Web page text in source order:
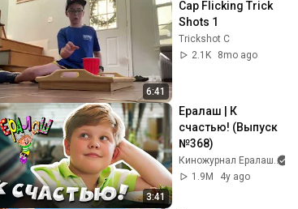
6:41
Cap Flicking Trick
Shots 1
Trickshot C
2.1K
8mo ago
3:41
Ералаш | К
счастью! (Выпуск
№368)
Киножурнал Ералаш
1.9M
4y ago